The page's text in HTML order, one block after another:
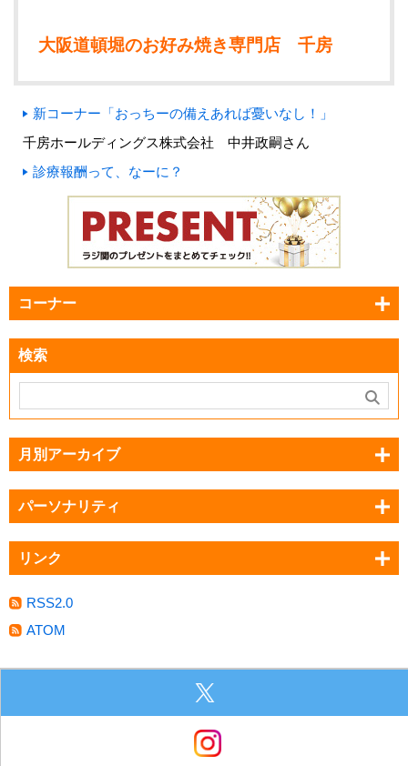
大阪道頓堀のお好み焼き専門店 千房
新コーナー「おっちーの備えあれば憂いなし！」
千房ホールディングス株式会社 中井政嗣さん
診療報酬って、なーに？
コーナー
検索
月別アーカイブ
パーソナリティ
リンク
RSS2.0
ATOM